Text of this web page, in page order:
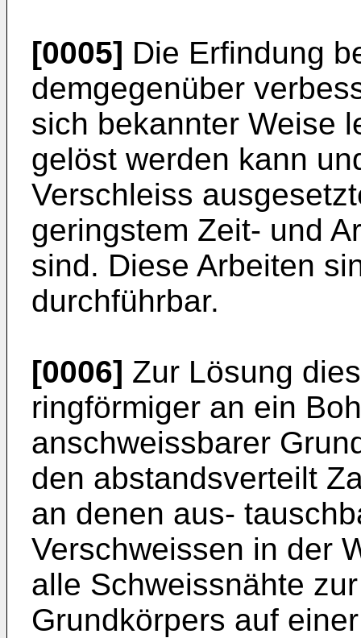
[0005] Die Erfindung
demgegenüber
sich bekannter Weise
gelöst werden kann
Verschleiss
geringstem Zeit- und
sind. Diese Arbeiten
durchführbar.
[0006] Zur Lösung
ringförmiger an ein
anschweissbarer
den abstandsverteilt
an denen aus-
Verschweissen in der
alle Schweissnähte
Grundkörpers auf